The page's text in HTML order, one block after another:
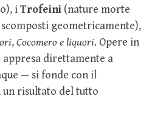
iTrofeini (nature morte
geometricamente),
,Cocomero e liquori. Opere in
direttamente a
— si fonde con il
risultato del tutto